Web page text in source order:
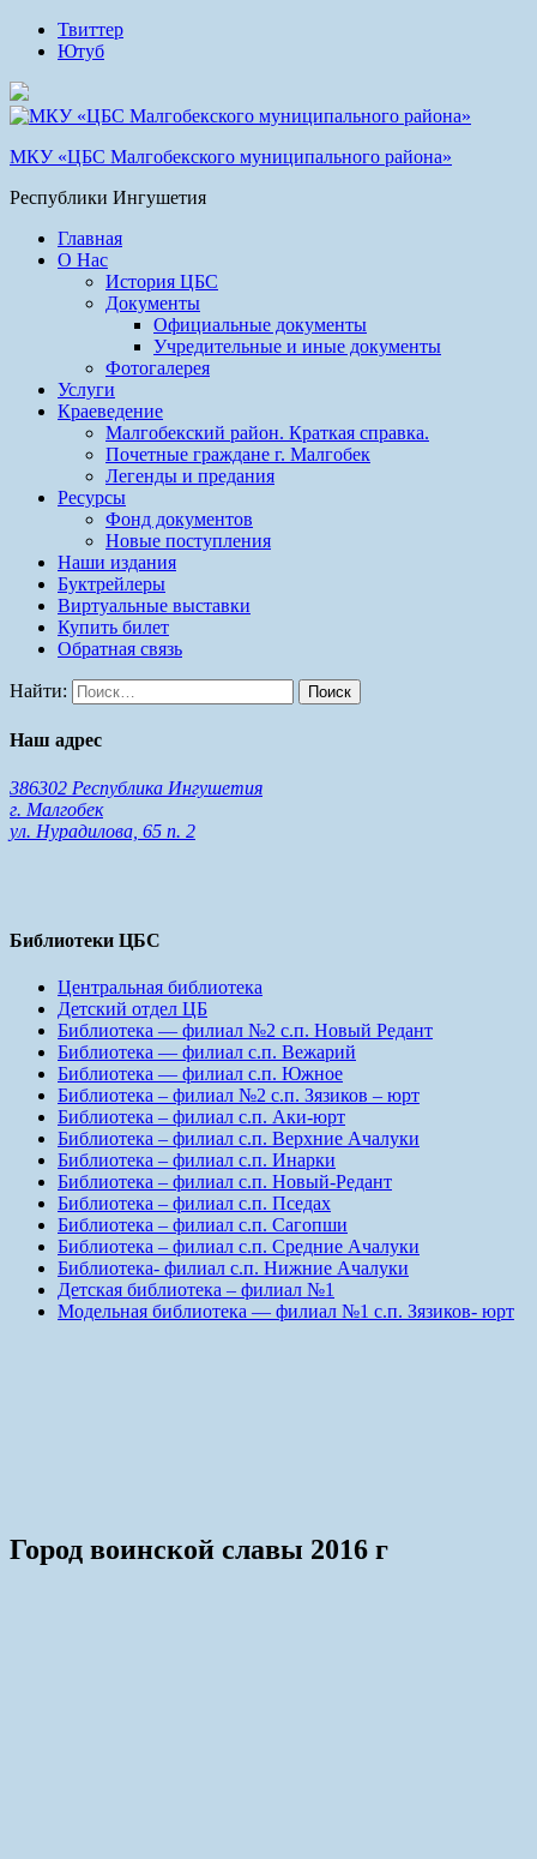
Твиттер
Ютуб
МКУ «ЦБС Малгобекского муниципального района»
Республики Ингушетия
Главная
О Нас
История ЦБС
Документы
Официальные документы
Учредительные и иные документы
Фотогалерея
Услуги
Краеведение
Малгобекский район. Краткая справка.
Почетные граждане г. Малгобек
Легенды и предания
Ресурсы
Фонд документов
Новые поступления
Наши издания
Буктрейлеры
Виртуальные выставки
Купить билет
Обратная связь
Найти:
Наш адрес
386302 Республика Ингушетия
г. Малгобек
ул. Нурадилова, 65 п. 2
Библиотеки ЦБС
Центральная библиотека
Детский отдел ЦБ
Библиотека — филиал №2 с.п. Новый Редант
Библиотека — филиал с.п. Вежарий
Библиотека — филиал с.п. Южное
Библиотека – филиал №2 с.п. Зязиков – юрт
Библиотека – филиал с.п. Аки-юрт
Библиотека – филиал с.п. Верхние Ачалуки
Библиотека – филиал с.п. Инарки
Библиотека – филиал с.п. Новый-Редант
Библиотека – филиал с.п. Пседах
Библиотека – филиал с.п. Сагопши
Библиотека – филиал с.п. Средние Ачалуки
Библиотека- филиал с.п. Нижние Ачалуки
Детская библиотека – филиал №1
Модельная библиотека — филиал №1 с.п. Зязиков- юрт
Город воинской славы 2016 г